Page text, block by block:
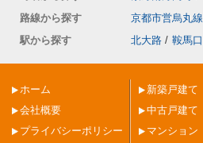
路線から探す
京都市営烏丸線
駅から探す
北大路 / 鞍馬口
ホーム
会社概要
プライバシーポリシー
新築戸建て
中古戸建て
マンション